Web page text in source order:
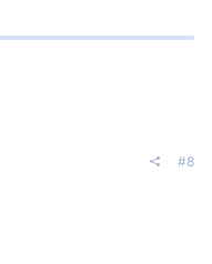
#8